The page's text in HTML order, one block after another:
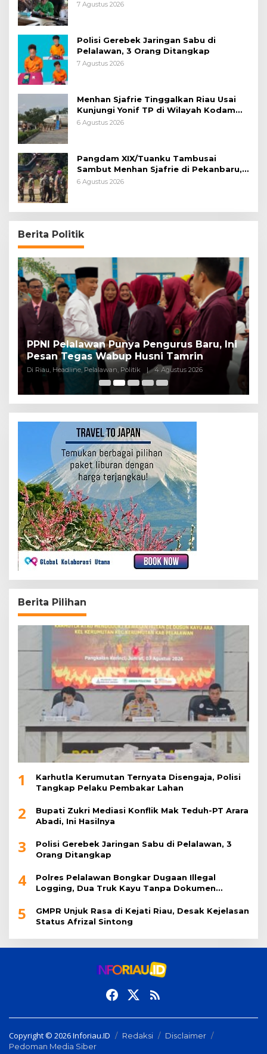
7 Agustus 2026
Polisi Gerebek Jaringan Sabu di
Pelalawan, 3 Orang Ditangkap
7 Agustus 2026
Menhan Sjafrie Tinggalkan Riau Usai
Kunjungi Yonif TP di Wilayah Kodam
XIX/Tuanku Tambusai
6 Agustus 2026
Pangdam XIX/Tuanku Tambusai
Sambut Menhan Sjafrie di Pekanbaru,
Ada Agenda Penting
6 Agustus 2026
Berita Politik
PPNI Pelalawan Punya Pengurus Baru, Ini
Pesan Tegas Wabup Husni Tamrin
Di Riau, Headline, Pelalawan, Politik | 4 Agustus 2026
Berita Pilihan
1
Karhutla Kerumutan Ternyata Disengaja, Polisi
Tangkap Pelaku Pembakar Lahan
2
Bupati Zukri Mediasi Konflik Mak Teduh-PT Arara
Abadi, Ini Hasilnya
3
Polisi Gerebek Jaringan Sabu di Pelalawan, 3
Orang Ditangkap
4
Polres Pelalawan Bongkar Dugaan Illegal
Logging, Dua Truk Kayu Tanpa Dokumen
5
GMPR Unjuk Rasa di Kejati Riau, Desak Kejelasan
Status Afrizal Sintong
Copyright © 2026 Inforiau.ID Redaksi
Disclaimer
Pedoman Media Siber